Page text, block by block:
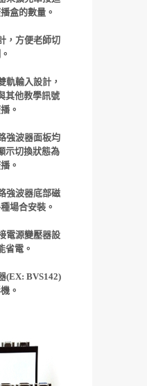
盒的數量。
，方便老師切
軌輸入設計 ，
其他教學訊號
。
強波器面板均
示切換狀態為
。
強波器底部磁
場合安裝。
電源變壓器設
省電。
(EX: BVS142)
。